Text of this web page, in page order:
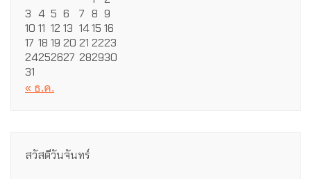
3 4 5 6 7 8 9
10 11 12 13 1415 16
17 18 19 20 21 2223
24252627 282930
31
« ธ.ค.
สวัสดีวันจันทร์